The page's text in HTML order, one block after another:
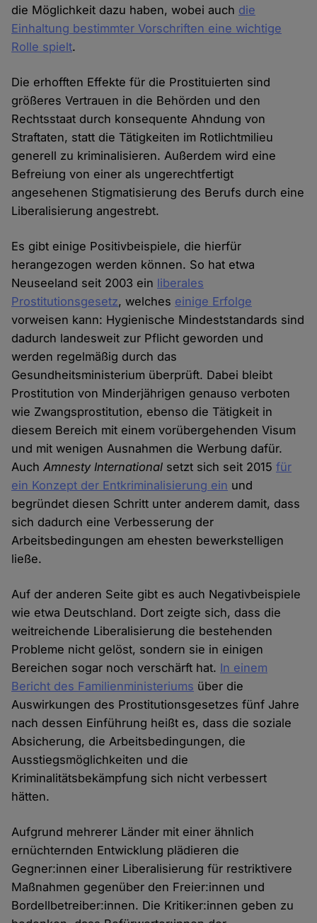
die Möglichkeit dazu haben, wobei auch die
Einhaltung bestimmter Vorschriften eine wichtige
Rolle spielt.
Die erhofften Effekte für die Prostituierten sind
größeres Vertrauen in die Behörden und den
Rechtsstaat durch konsequente Ahndung von
Straftaten, statt die Tätigkeiten im Rotlichtmilieu
generell zu kriminalisieren. Außerdem wird eine
Befreiung von einer als ungerechtfertigt
angesehenen Stigmatisierung des Berufs durch eine
Liberalisierung angestrebt.
Es gibt einige Positivbeispiele, die hierfür
herangezogen werden können. So hat etwa
Neuseeland seit 2003 ein liberales
Prostitutionsgesetz, welches einige Erfolge
vorweisen kann: Hygienische Mindeststandards sind
dadurch landesweit zur Pflicht geworden und
werden regelmäßig durch das
Gesundheitsministerium überprüft. Dabei bleibt
Prostitution von Minderjährigen genauso verboten
wie Zwangsprostitution, ebenso die Tätigkeit in
diesem Bereich mit einem vorübergehenden Visum
und mit wenigen Ausnahmen die Werbung dafür.
Auch Amnesty International setzt sich seit 2015für
ein Konzept der Entkriminalisierung ein und
begründet diesen Schritt unter anderem damit, dass
sich dadurch eine Verbesserung der
Arbeitsbedingungen am ehesten bewerkstelligen
ließe.
Auf der anderen Seite gibt es auch Negativbeispiele
wie etwa Deutschland. Dort zeigte sich, dass die
weitreichende Liberalisierung die bestehenden
Probleme nicht gelöst, sondern sie in einigen
Bereichen sogar noch verschärft hat. In einem
Bericht des Familienministeriums über die
Auswirkungen des Prostitutionsgesetzes fünf Jahre
nach dessen Einführung heißt es, dass die soziale
Absicherung, die Arbeitsbedingungen, die
Ausstiegsmöglichkeiten und die
Kriminalitätsbekämpfung sich nicht verbessert
hätten.
Aufgrund mehrerer Länder mit einer ähnlich
ernüchternden Entwicklung plädieren die
Gegner:innen einer Liberalisierung für restriktivere
Maßnahmen gegenüber den Freier:innen und
Bordellbetreiber:innen. Die Kritiker:innen geben zu